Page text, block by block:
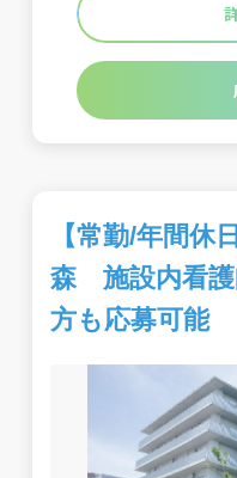
【常勤/年間休
森 施設内看
方も応募可能